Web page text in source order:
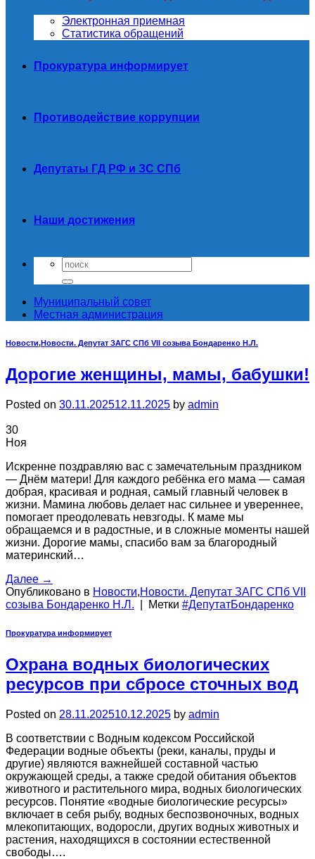
Электронная приемная
Статистика обращений
Прокуратура информирует
Противодействие коррупции
Депутаты ГД РФ и ЗС СПб
Наши достижения
Муниципальный совет
Местная администрация
Новости,Новости. Депутат ЗАГС СПб VII созыва Бондаренко Н.Л.
Дорогие женщины, мамы, бабушки!
Posted on 30.11.202512.11.2025 by admin
30
Ноя
Искренне поздравляю вас с замечательным праздником
— Днём матери! Для каждого ребёнка его мама — самая
добрая, красивая и родная, самый главный человек в
жизни. Мамина любовь делает нас сильнее и увереннее,
помогает преодолевать невзгоды. К маме мы
обращаемся и в радостные, и в сложные моменты нашей
жизни. Дорогие мамы, спасибо вам за благородный
материнский…
Далее →
Опубликовано в Новости,Новости. Депутат ЗАГС СПб VII
созыва Бондаренко Н.Л.
Метки #ДепутатБондаренко
Прокуратура информирует
Охрана водных биологических
ресурсов при сбросе сточных вод
Posted on 28.11.202510.12.2025 by admin
В соответствии с Водным кодексом Российской
Федерации водные объекты (реки, каналы, пруды и
другие) являются важнейшей составной частью
окружающей среды, а также средой обитания объектов
животного и растительного мира, водных биологических
ресурсов. Понятие «водные биологические ресурсы»
включает в себя рыбу, водных беспозвоночных, водных
млекопитающих, водоросли, других водных животных и
растения, находящихся в состоянии естественной
свободы….